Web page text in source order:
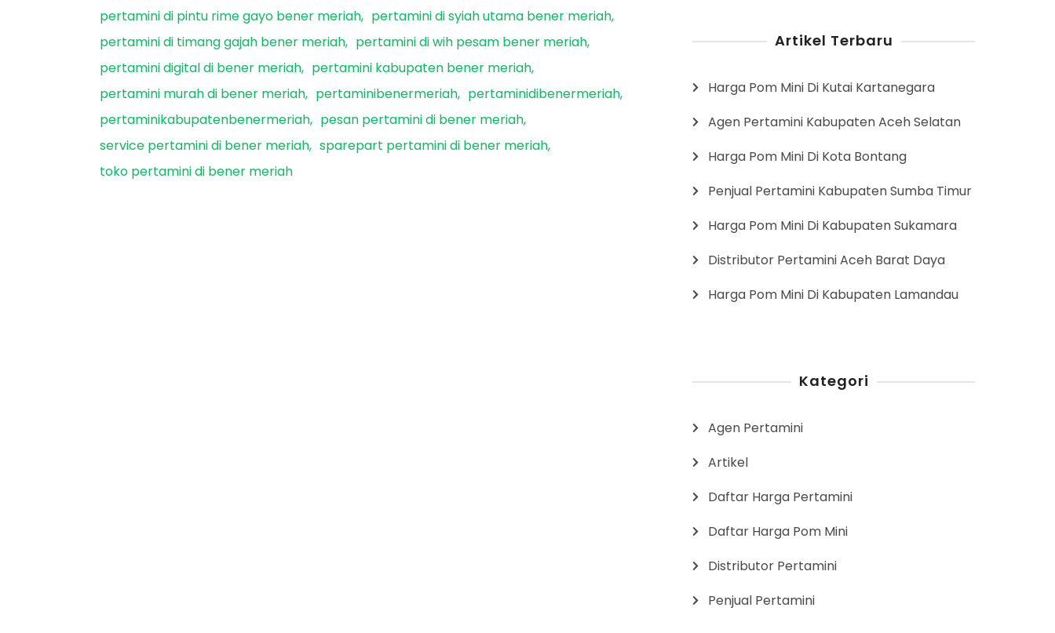
pertamini di pintu rime gayo bener meriah
pertamini di syiah utama bener meriah
pertamini di timang gajah bener meriah
pertamini di wih pesam bener meriah
pertamini digital di bener meriah
pertamini kabupaten bener meriah
pertamini murah di bener meriah
pertaminibenermeriah
pertaminidibenermeriah
pertaminikabupatenbenermeriah
pesan pertamini di bener meriah
service pertamini di bener meriah sparepart pertamini di bener meriah
toko pertamini di bener meriah
Artikel Terbaru
Harga Pom Mini Di Kutai Kartanegara
Agen Pertamini Kabupaten Aceh Selatan
Harga Pom Mini Di Kota Bontang
Penjual Pertamini Kabupaten Sumba Timur
Harga Pom Mini Di Kabupaten Sukamara
Distributor Pertamini Aceh Barat Daya
Harga Pom Mini Di Kabupaten Lamandau
Kategori
Agen Pertamini
Artikel
Daftar Harga Pertamini
Daftar Harga Pom Mini
Distributor Pertamini
Penjual Pertamini